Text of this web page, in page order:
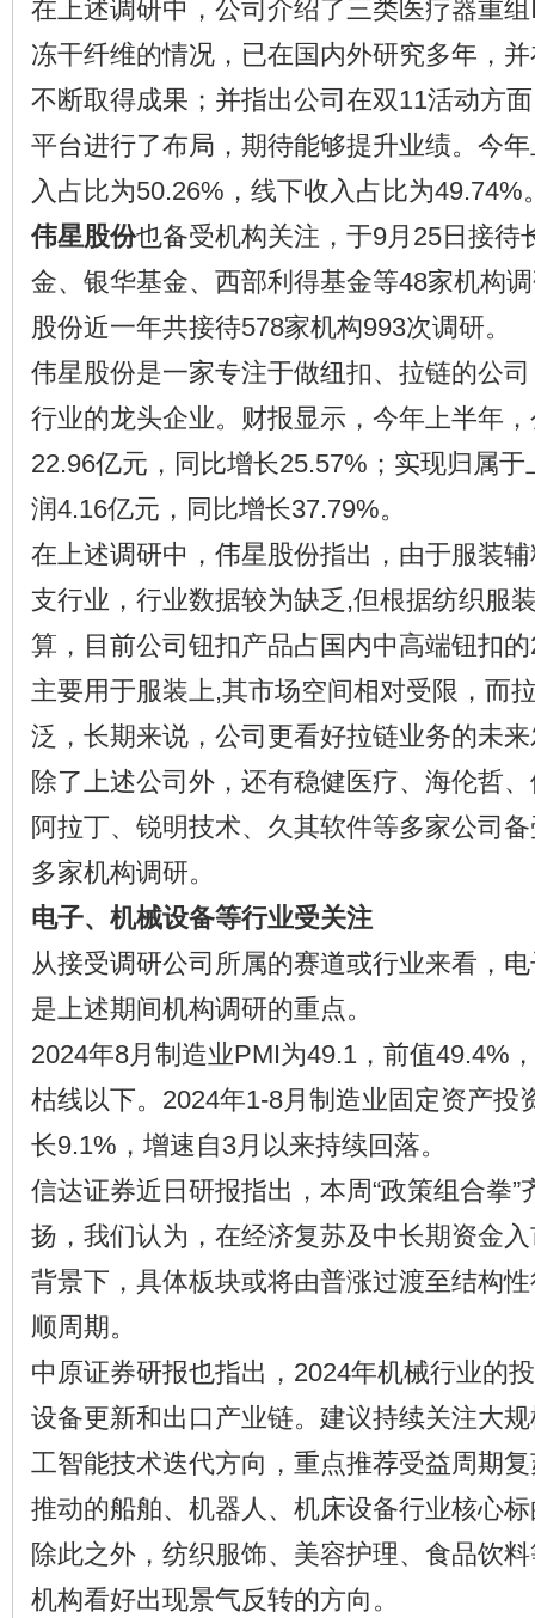
在上述调研中，公司介绍了三类医疗器重
冻干纤维的情况，已在国内外研究多年，
不断取得成果；并指出公司在双11活动方
平台进行了布局，期待能够提升业绩。今
入占比为50.26%，线下收入占比为49.74%
伟星股份也备受机构关注，于9月25日接待
金、银华基金、西部利得基金等48家机构
股份近一年共接待578家机构993次调研。
伟星股份是一家专注于做纽扣、拉链的公
行业的龙头企业。财报显示，今年上半年
22.96亿元，同比增长25.57%；实现归属
润4.16亿元，同比增长37.79%。
在上述调研中，伟星股份指出，由于服装
支行业，行业数据较为缺乏,但根据纺织服
算，目前公司钮扣产品占国内中高端钮扣
主要用于服装上,其市场空间相对受限，而
泛，长期来说，公司更看好拉链业务的未
除了上述公司外，还有稳健医疗、海伦哲
阿拉丁、锐明技术、久其软件等多家公司
多家机构调研。
电子、机械设备等行业受关注
从接受调研公司所属的赛道或行业来看，
是上述期间机构调研的重点。
2024年8月制造业PMI为49.1，前值49.4%
枯线以下。2024年1-8月制造业固定资产投
长9.1%，增速自3月以来持续回落。
信达证券近日研报指出，本周“政策组合拳”
扬，我们认为，在经济复苏及中长期资金
背景下，具体板块或将由普涨过渡至结构
顺周期。
中原证券研报也指出，2024年机械行业的
设备更新和出口产业链。建议持续关注大
工智能技术迭代方向，重点推荐受益周期
推动的船舶、机器人、机床设备行业核心
除此之外，纺织服饰、美容护理、食品饮
机构看好出现景气反转的方向。